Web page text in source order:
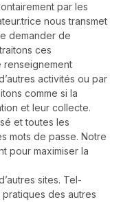
par les
nous transmet
demander de
ces
renseignement
activités ou par
comme si la
et leur collecte.
et toutes les
mots de passe. Notre
pour maximiser la
sites. Tel-
des autres